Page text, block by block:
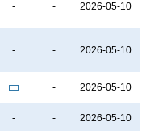
- - 2026-05-10
- - 2026-05-10
- 2026-05-10
- - 2026-05-10